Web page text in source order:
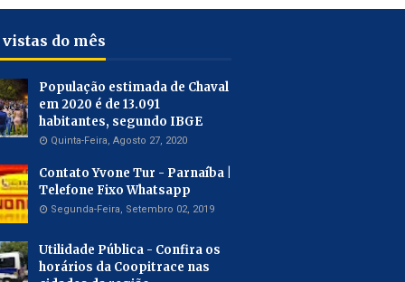
do mês
População estimada de Chaval
em 2020 é de 13.091
habitantes, segundo IBGE
Quinta-Feira, Agosto 27, 2020
Contato Yvone Tur - Parnaíba |
Telefone Fixo Whatsapp
Segunda-Feira, Setembro 02, 2019
Utilidade Pública - Confira os
horários da Coopitrace nas